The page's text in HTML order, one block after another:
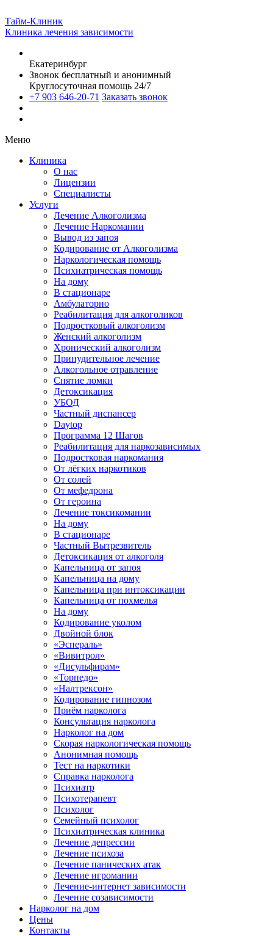
Тайм-Клиник
Клиника лечения зависимости
Екатеринбург
Звонок бесплатный и анонимный
Круглосуточная помощь 24/7
+7 903 646-20-71 Заказать звонок
Меню
Клиника
О нас
Лицензии
Специалисты
Услуги
Лечение Алкоголизма
Лечение Наркомании
Вывод из запоя
Кодирование от Алкоголизма
Наркологическая помощь
Психиатрическая помощь
На дому
В стационаре
Амбулаторно
Реабилитация для алкоголиков
Подростковый алкоголизм
Женский алкоголизм
Хронический алкоголизм
Принудительное лечение
Алкогольное отравление
Снятие ломки
Детоксикация
УБОД
Частный диспансер
Daytop
Программа 12 Шагов
Реабилитация для наркозависимых
Подростковая наркомания
От лёгких наркотиков
От солей
От мефедрона
От героина
Лечение токсикомании
На дому
В стационаре
Частный Вытрезвитель
Детоксикация от алкоголя
Капельница от запоя
Капельница на дому
Капельница при интоксикации
Капельница от похмелья
На дому
Кодирование уколом
Двойной блок
«Эспераль»
«Вивитрол»
«Дисульфирам»
«Торпедо»
«Налтрексон»
Кодирование гипнозом
Приём нарколога
Консультация нарколога
Нарколог на дом
Скорая наркологическая помощь
Анонимная помощь
Тест на наркотики
Справка нарколога
Психиатр
Психотерапевт
Психолог
Семейный психолог
Психиатрическая клиника
Лечение депрессии
Лечение психоза
Лечение панических атак
Лечение игромании
Лечение-интернет зависимости
Лечение созависимости
Нарколог на дом
Цены
Контакты